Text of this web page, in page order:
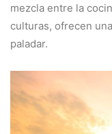
mezcla entre la
culturas, ofrecen
paladar.